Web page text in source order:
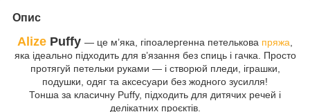
Опис
Alize Puffy — це м’яка, гіпоалергенна петелькова пряжа
яка ідеально підходить для в’язання без спиць і гачка. Просто
протягуй петельки руками — і створюй пледи, іграшки,
подушки, одяг та аксесуари без жодного зусилля!
Тонша за класичну Puffy, підходить для дитячих речей і
делікатних проєктів.